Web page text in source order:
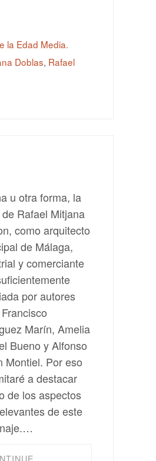
la Edad Media.
Doblas, Rafael
u otra forma, la
Rafael Mitjana
como arquitecto
de Málaga,
y comerciante
por autores
Marín, Amelia
Bueno y Alfonso
Montiel. Por eso
a destacar
de los aspectos
de este